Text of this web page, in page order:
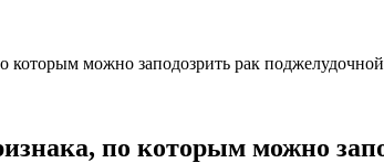
которым можно заподозрить рак
по которым можно